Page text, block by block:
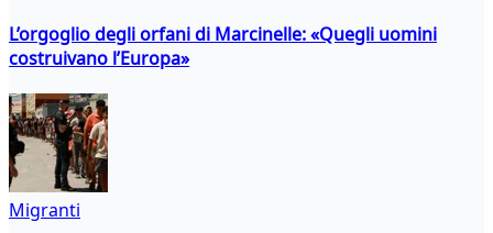
L’orgoglio degli orfani di Marcinelle: «Quegli uomini
costruivano l’Europa»
Migranti